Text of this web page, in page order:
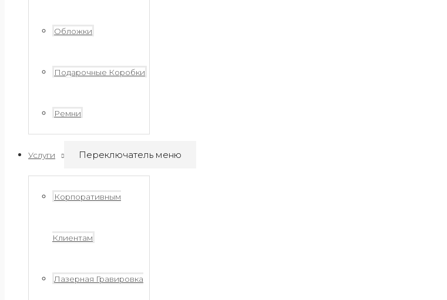
Обложки
Подарочные Коробки
Ремни
Услуги Переключатель меню
Корпоративным
Клиентам
Лазерная Гравировка